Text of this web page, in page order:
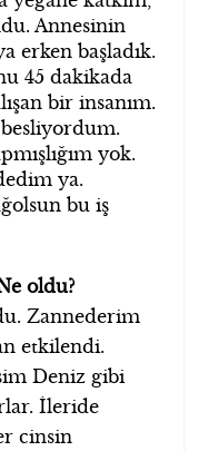
Annesinin
erken başladık.
45 dakikada
bir insanım.
besliyordum.
yok.
ya.
bu iş
oldu?
Zannederim
etkilendi.
Deniz gibi
İleride
cinsin